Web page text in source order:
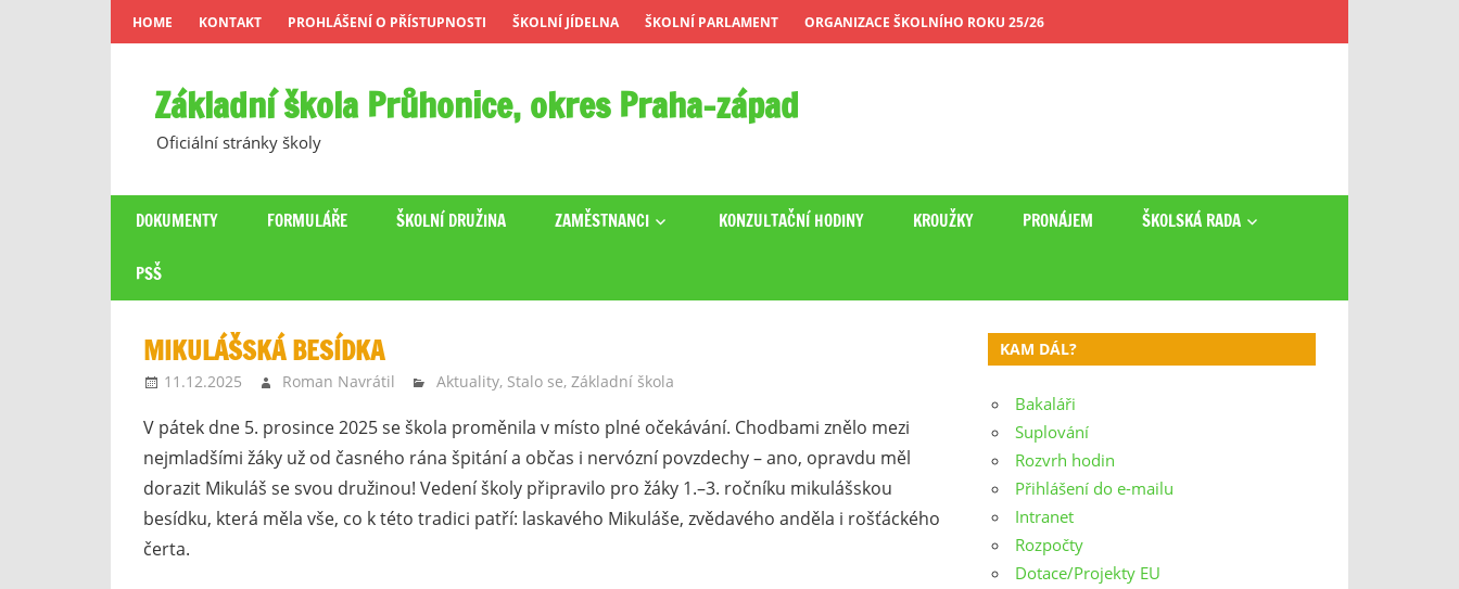
Skip
to
HOME KONTAKT PROHLÁŠENÍ O PŘÍSTUPNOSTI ŠKOLNÍ JÍDELNA ŠKOLNÍ PARLAMENT ORGANIZACE ŠKOLNÍHO ROKU 25/26
Základní škola Průhonice, okres Praha-západ
Oficiální stránky školy
DOKUMENTY FORMULÁŘE ŠKOLNÍ DRUŽINA ZAMĚSTNANCI KONZULTAČNÍ HODINY KROUŽKY PRONÁJEM ŠKOLSKÁ RADA
PSŠ
MIKULÁŠSKÁ BESÍDKA
11.12.2025 Roman Navrátil Aktuality, Stalo se, Základní škola
V pátek dne 5. prosince 2025 se škola proměnila v místo plné očekávání. Chodbami znělo mezi
nejmladšími žáky už od časného rána špitání a občas i nervózní povzdechy – ano, opravdu měl
dorazit Mikuláš se svou družinou! Vedení školy připravilo pro žáky 1.–3. ročníku mikulášskou
besídku, která měla vše, co k této tradici patří: laskavého Mikuláše, zvědavého anděla i rošťáckého
čerta.
KAM DÁL?
Bakaláři
Suplování
Rozvrh hodin
Přihlášení do e-mailu
Intranet
Rozpočty
Dotace/Projekty EU